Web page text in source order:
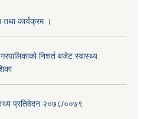
तथा कार्यक्रम ।
निशर्त बजेट स्वास्थ्य
प्रतिवेदन २०७८/००७९